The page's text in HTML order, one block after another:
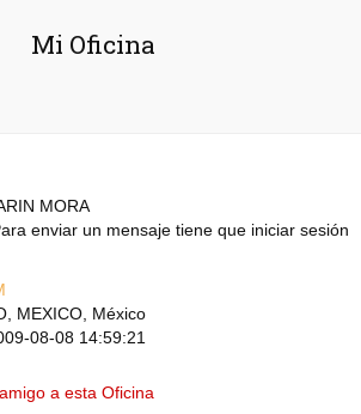
Mi Oficina
MORA
enviar un mensaje tiene que iniciar sesión
MEXICO, México
08-08 14:59:21
a esta Oficina